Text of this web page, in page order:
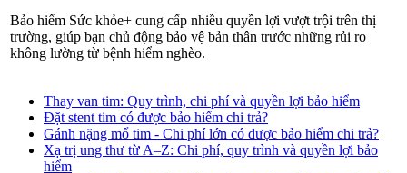
Bảo hiểm Sức khỏe+ cung cấp nhiều quyền lợi vượt trội trên thị
trường, giúp bạn chủ động bảo vệ bản thân trước những rủi ro
không lường từ bệnh hiểm nghèo.
Thay van tim: Quy trình, chi phí và quyền lợi bảo hiểm
Đặt stent tim có được bảo hiểm chi trả?
Gánh nặng mổ tim - Chi phí lớn có được bảo hiểm chi trả?
Xạ trị ung thư từ A–Z: Chi phí, quy trình và quyền lợi bảo
hiểm